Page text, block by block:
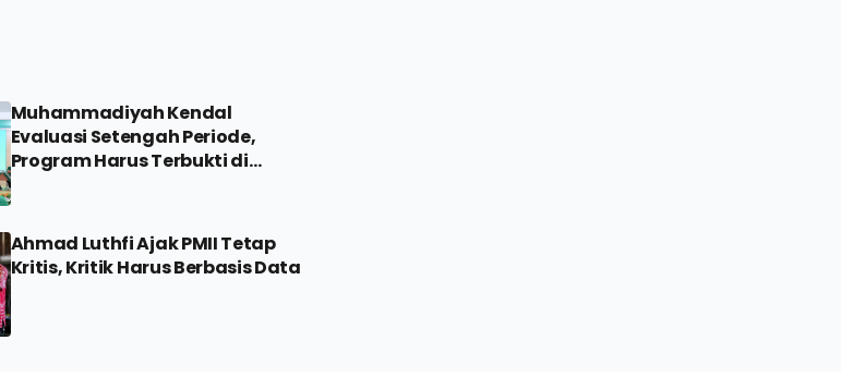
Muhammadiyah Kendal
Evaluasi Setengah Periode,
Program Harus Terbukti di
Lapangan
Ahmad Luthfi Ajak PMII Tetap
Kritis, Kritik Harus Berbasis Data